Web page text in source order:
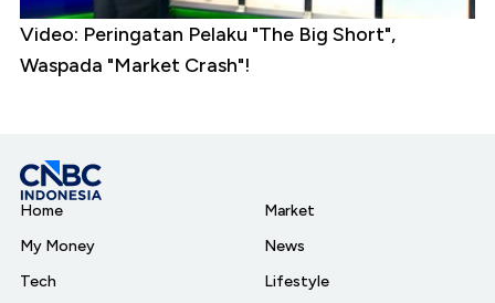
Video: Peringatan Pelaku "The Big Short",
Waspada "Market Crash"!
Home
My Money
Tech
Market
News
Lifestyle